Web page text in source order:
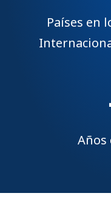
Países en
Años